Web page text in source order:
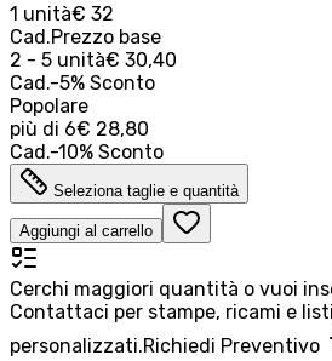
1 unità€ 32
Cad.Prezzo base
2 - 5 unità€ 30,40
Cad.-5% Sconto
Popolare
più di 6€ 28,80
Cad.-10% Sconto
Seleziona taglie e quantità
Aggiungi al carrello
Cerchi maggiori quantità o vuoi
Contattaci per stampe, ricami e
personalizzati.Richiedi Preventivo